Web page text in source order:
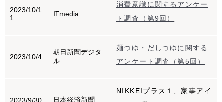
2023/10/1
1
ITmedia
消費意識に関するアンケー
ト調査（第9回）
2023/10/4
朝日新聞デジタ
ル
麺つゆ・だしつゆに関する
アンケート調査（第5回）
2023/9/30 日本経済新聞
NIKKEIプラス１、家事アイ